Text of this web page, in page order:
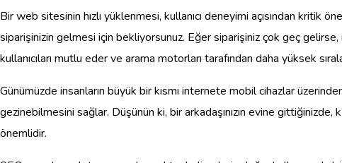
Bir web sitesinin hızlı yüklenmesi, kullanıcı deneyimi açısından kritik
siparişinizin gelmesi için bekliyorsunuz. Eğer siparişiniz çok geç
kullanıcıları mutlu eder ve arama motorları tarafından daha yüksek
Günümüzde insanların büyük bir kısmı internete mobil cihazlar
gezinebilmesini sağlar. Düşünün ki, bir arkadaşınızın evine
önemlidir.